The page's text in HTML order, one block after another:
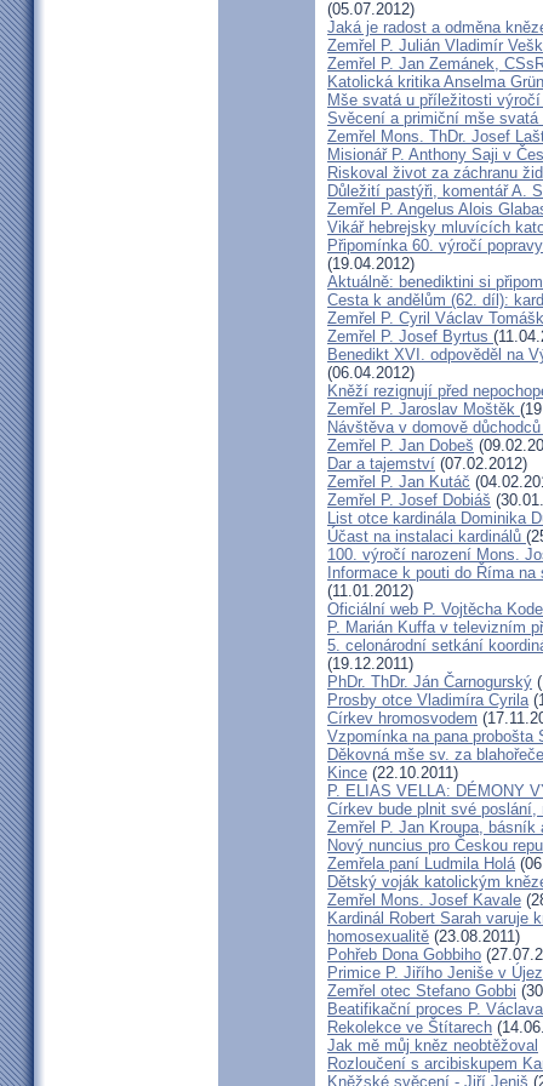
(05.07.2012)
Jaká je radost a odměna
Zemřel P. Julián Vladimír
Zemřel P. Jan Zemánek,
Katolická kritika Anselma
Mše svatá u příležitosti
Svěcení a primiční mše
Zemřel Mons. ThDr. Josef
Misionář P. Anthony Saji v
Riskoval život za záchranu
Důležití pastýři, komentář A.
Zemřel P. Angelus Alois
Vikář hebrejsky mluvících
Připomínka 60. výročí
(19.04.2012)
Aktuálně: benediktini si
Cesta k andělům (62. díl):
Zemřel P. Cyril Václav
Zemřel P. Josef Byrtus
Benedikt XVI. odpověděl na
(06.04.2012)
Kněží rezignují před
Zemřel P. Jaroslav Moštěk
Návštěva v domově
Zemřel P. Jan Dobeš
Dar a tajemství (07.02.2012)
Zemřel P. Jan Kutáč
Zemřel P. Josef Dobiáš
List otce kardinála Dominika
Účast na instalaci kardinálů
100. výročí narození Mons.
Informace k pouti do Říma
(11.01.2012)
Oficiální web P. Vojtěcha
P. Marián Kuffa v televizním
5. celonárodní setkání
(19.12.2011)
PhDr. ThDr. Ján Čarnogurský
Prosby otce Vladimíra Cyrila
Církev hromosvodem
Vzpomínka na pana probošta
Děkovná mše sv. za
Kince (22.10.2011)
P. ELIAS VELLA: DÉMONY
Církev bude plnit své
Zemřel P. Jan Kroupa, básník
Nový nuncius pro Českou
Zemřela paní Ludmila Holá
Dětský voják katolickým
Zemřel Mons. Josef Kavale
Kardinál Robert Sarah varuje
homosexualitě (23.08.2011)
Pohřeb Dona Gobbiho
Primice P. Jiřího Jeniše v
Zemřel otec Stefano Gobbi
Beatifikační proces P.
Rekolekce ve Štítarech
Jak mě můj kněz neobtěžoval
Rozloučení s arcibiskupem
Kněžské svěcení - Jiří Jeniš